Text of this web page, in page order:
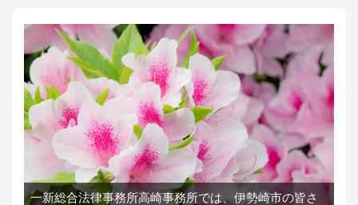
一新総合法律事務所高崎事務所では、 伊勢崎市の皆さ